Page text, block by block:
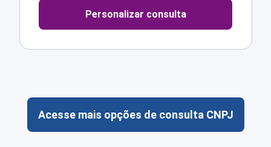
Personalizar consulta
Acesse mais opções de consulta CNPJ